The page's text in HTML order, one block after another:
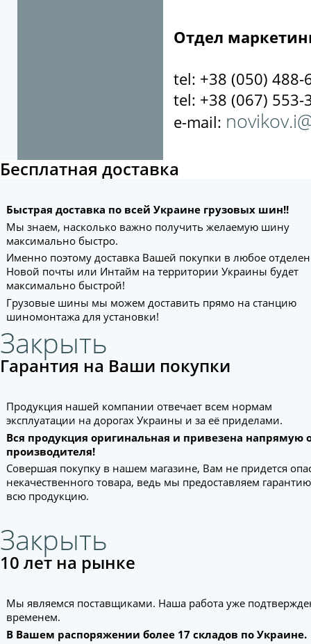
Отдел
tel: +38 (050) 488-
tel: +38 (067) 553-
e-mail:
Бесплатная доставка
Быстрая доставка по всей Украине грузовых шин!!
Мы знаем, насколько важно получить желаемую шину
максимально быстро.
Именно поэтому доставка Вашей покупки в любое
Новой почты или Интайм на территории Украины будет
максимально быстрой!
Грузовые шины мы можем доставить прямо на станцию
шиномонтажа для установки!
Закрыть
Гарантия на Ваши покупки
Продукция нашей компании отвечает всем нормам
эксплуатации на дорогах Украины и за её приделами.
Вся продукция оригинальная и привезена напрямую
производителя!
Совершая покупку в нашем магазине, Вам не придется
некачественного товара, ведь мы предоставляем
всю продукцию.
Закрыть
10 лет на рынке
Мы являемся поставщиками. Наша работа уже
временем.
В Вашем распоряжении более 17 складов по Украине.